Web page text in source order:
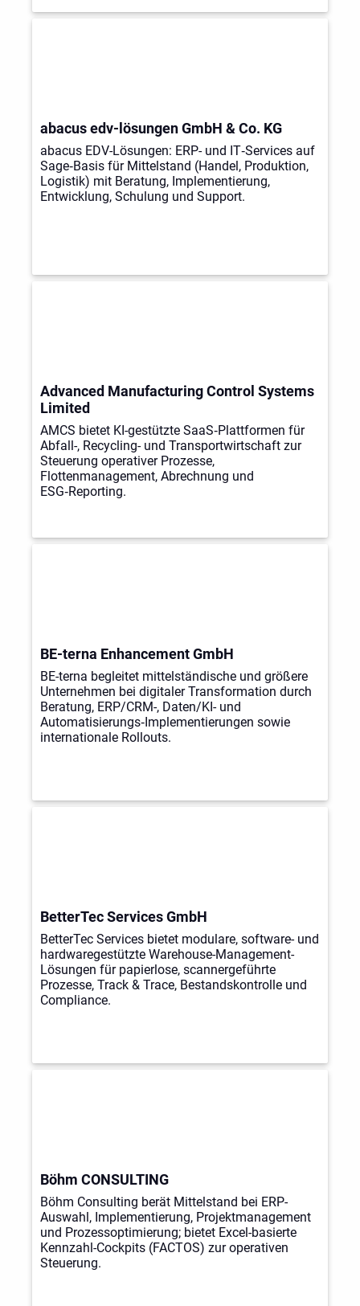
abacus edv-lösungen GmbH & Co. KG
abacus EDV-Lösungen: ERP- und IT‑Services auf
Sage‑Basis für Mittelstand (Handel, Produktion,
Logistik) mit Beratung, Implementierung,
Entwicklung, Schulung und Support.
Advanced Manufacturing Control Systems
Limited
AMCS bietet KI-gestützte SaaS‑Plattformen für
Abfall-, Recycling- und Transportwirtschaft zur
Steuerung operativer Prozesse,
Flottenmanagement, Abrechnung und
ESG‑Reporting.
BE-terna Enhancement GmbH
BE-terna begleitet mittelständische und größere
Unternehmen bei digitaler Transformation durch
Beratung, ERP/CRM-, Daten/KI- und
Automatisierungs‑Implementierungen sowie
internationale Rollouts.
BetterTec Services GmbH
BetterTec Services bietet modulare, software- und
hardwaregestützte Warehouse-Management-
Lösungen für papierlose, scannergeführte
Prozesse, Track & Trace, Bestandskontrolle und
Compliance.
Böhm CONSULTING
Böhm Consulting berät Mittelstand bei ERP-
Auswahl, Implementierung, Projektmanagement
und Prozessoptimierung; bietet Excel-basierte
Kennzahl-Cockpits (FACTOS) zur operativen
Steuerung.